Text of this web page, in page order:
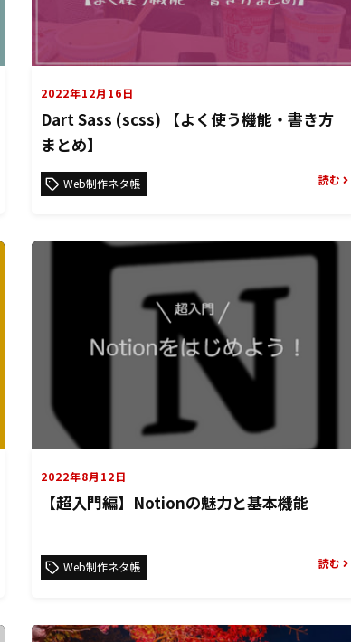
2022年12月16日
Dart Sass (scss) 【よく使う機能・書き方
まとめ】
Web制作ネタ帳 読む
2022年8月12日
【超入門編】Notionの魅力と基本機能
Web制作ネタ帳 読む